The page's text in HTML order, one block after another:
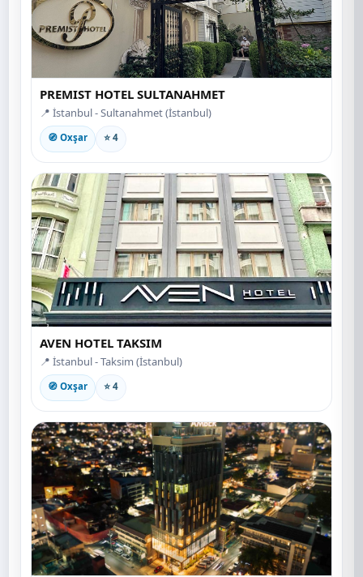
PREMIST HOTEL SULTANAHMET
📍 İstanbul - Sultanahmet (İstanbul)
🧭 Oxşar ⭐ 4
AVEN HOTEL TAKSIM
📍 İstanbul - Taksim (İstanbul)
🧭 Oxşar ⭐ 4